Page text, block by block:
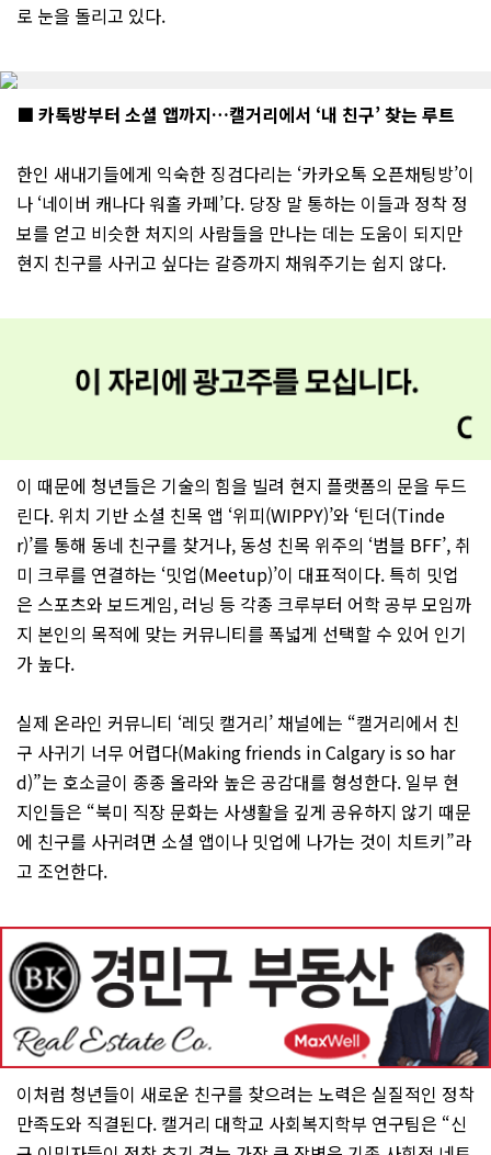
로 눈을 돌리고 있다.
■ 카톡방부터 소셜 앱까지…캘거리에서 ‘내 친구’ 찾는 루트
한인 새내기들에게 익숙한 징검다리는 ‘카카오톡 오픈채팅방’이
나 ‘네이버 캐나다 워홀 카페’다. 당장 말 통하는 이들과 정착 정
보를 얻고 비슷한 처지의 사람들을 만나는 데는 도움이 되지만
현지 친구를 사귀고 싶다는 갈증까지 채워주기는 쉽지 않다.
이 때문에 청년들은 기술의 힘을 빌려 현지 플랫폼의 문을 두드
린다. 위치 기반 소셜 친목 앱 ‘위피(WIPPY)’와 ‘틴더(Tinde
r)’를 통해 동네 친구를 찾거나, 동성 친목 위주의 ‘범블 BFF’, 취
미 크루를 연결하는 ‘밋업(Meetup)’이 대표적이다. 특히 밋업
은 스포츠와 보드게임, 러닝 등 각종 크루부터 어학 공부 모임까
지 본인의 목적에 맞는 커뮤니티를 폭넓게 선택할 수 있어 인기
가 높다.
실제 온라인 커뮤니티 ‘레딧 캘거리’ 채널에는 “캘거리에서 친
구 사귀기 너무 어렵다(Making friends in Calgary is so har
d)”는 호소글이 종종 올라와 높은 공감대를 형성한다. 일부 현
지인들은 “북미 직장 문화는 사생활을 깊게 공유하지 않기 때문
에 친구를 사귀려면 소셜 앱이나 밋업에 나가는 것이 치트키”라
고 조언한다.
이처럼 청년들이 새로운 친구를 찾으려는 노력은 실질적인 정착
만족도와 직결된다. 캘거리 대학교 사회복지학부 연구팀은 “신